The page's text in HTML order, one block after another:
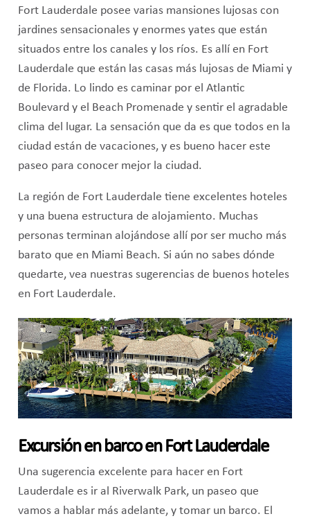
Fort Lauderdale posee varias mansiones lujosas con
jardines sensacionales y enormes yates que están
situados entre los canales y los ríos. Es allí en Fort
Lauderdale que están las casas más lujosas de Miami y
de Florida. Lo lindo es caminar por el Atlantic
Boulevard y el Beach Promenade y sentir el agradable
clima del lugar. La sensación que da es que todos en la
ciudad están de vacaciones, y es bueno hacer este
paseo para conocer mejor la ciudad.
La región de Fort Lauderdale tiene excelentes hoteles
y una buena estructura de alojamiento. Muchas
personas terminan alojándose allí por ser mucho más
barato que en Miami Beach. Si aún no sabes dónde
quedarte, vea nuestras sugerencias de buenos hoteles
en Fort Lauderdale.
Excursión en barco en Fort Lauderdale
Una sugerencia excelente para hacer en Fort
Lauderdale es ir al Riverwalk Park, un paseo que
vamos a hablar más adelante, y tomar un barco. El